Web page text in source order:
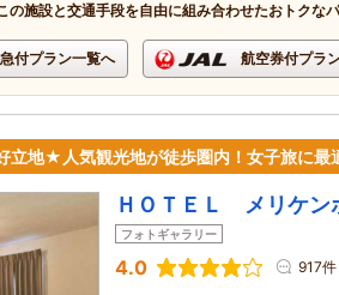
の施設と交通手段を自由に組み合わせたおトクな
付プラン一覧へ 航空券付プラ
立地★人気観光地が徒歩圏内！女子旅に
ＨＯＴＥＬ メリケ
フォトギャラリー
4.0 917件